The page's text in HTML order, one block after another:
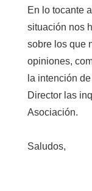
En lo tocante
situación nos
sobre los que
opiniones,
la intención
Director las
Asociación.
Saludos,